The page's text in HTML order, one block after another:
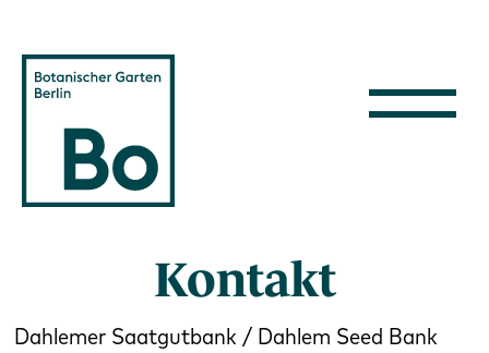
Kontakt
Body
Dahlemer Saatgutbank / Dahlem Seed Bank